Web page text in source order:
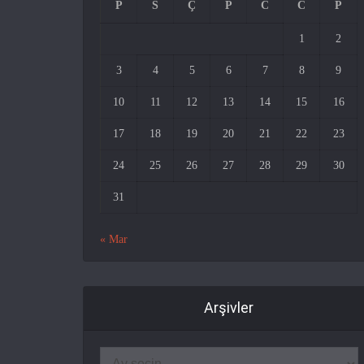
P S Ç P C C P
1 2
3 4 5 6 7 8 9
10 11 12 13 14 15 16
17 18 19 20 21 22 23
24 25 26 27 28 29 30
31
« Mar
Arşivler